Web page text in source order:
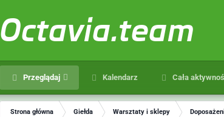
Octavia.team
Przeglądaj Kalendarz Cała
Strona główna Giełda Warsztaty i sklepy